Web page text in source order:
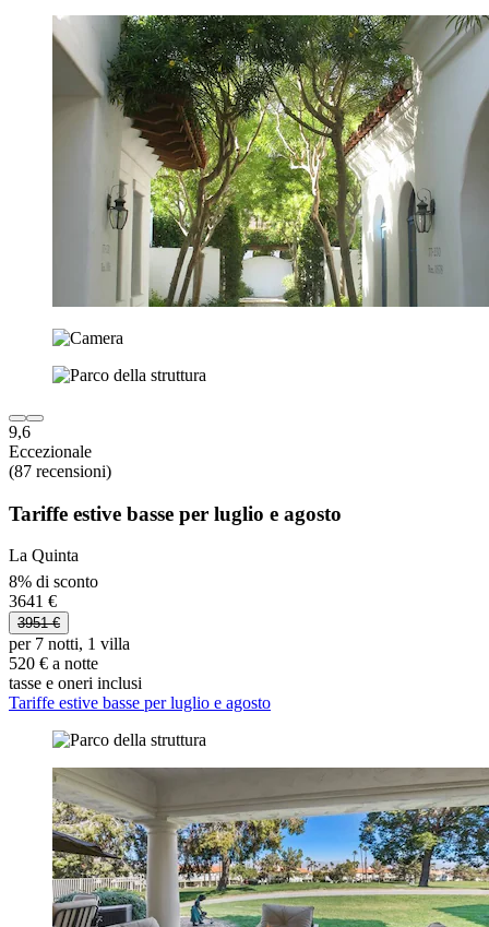
9,6
Eccezionale
(87 recensioni)
Tariffe estive basse per luglio e agosto
La Quinta
8% di sconto
3641 €
3951 €
per 7 notti, 1 villa
520 € a notte
tasse e oneri inclusi
Tariffe estive basse per luglio e agosto